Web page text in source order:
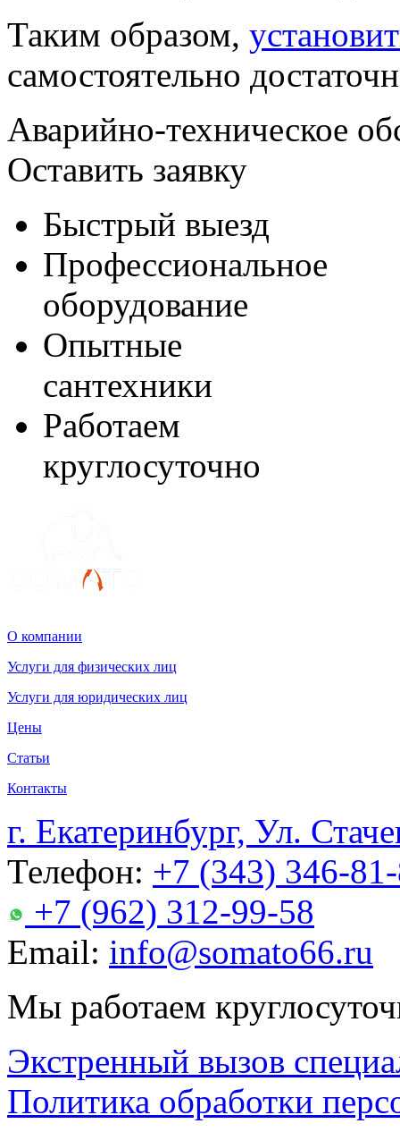
Таким образом,
самостоятельно
Аварийно-техническое
Оставить заявку
Быстрый выезд
Профессиональное
оборудование
Опытные
сантехники
Работаем
круглосуточно
О компании
Услуги для физических лиц
Услуги для юридических лиц
Цены
Статьи
Контакты
г. Екатеринбург, Ул.
Телефон: +7 (343) 346-
+7 (962) 312-99-58
Email: info@somato66.ru
Мы работаем
Экстренный вызов
Политика обработки